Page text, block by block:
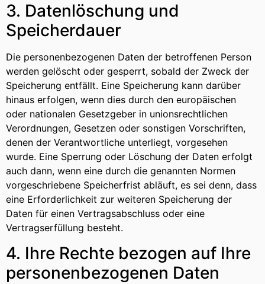
3. Datenlöschung und
Speicherdauer
Die personenbezogenen Daten der betroffenen Person
werden gelöscht oder gesperrt, sobald der Zweck der
Speicherung entfällt. Eine Speicherung kann darüber
hinaus erfolgen, wenn dies durch den europäischen
oder nationalen Gesetzgeber in unionsrechtlichen
Verordnungen, Gesetzen oder sonstigen Vorschriften,
denen der Verantwortliche unterliegt, vorgesehen
wurde. Eine Sperrung oder Löschung der Daten erfolgt
auch dann, wenn eine durch die genannten Normen
vorgeschriebene Speicherfrist abläuft, es sei denn, dass
eine Erforderlichkeit zur weiteren Speicherung der
Daten für einen Vertragsabschluss oder eine
Vertragserfüllung besteht.
4. Ihre Rechte bezogen auf Ihre
personenbezogenen Daten